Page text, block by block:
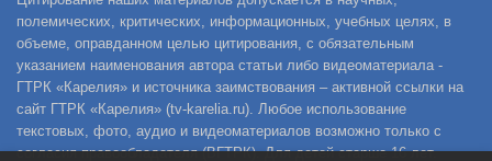
полемических, критических, информационных, учебных целях, в
объеме, оправданном целью цитирования, с обязательным
указанием наименования автора статьи либо видеоматериала -
ГТРК «Карелия» и источника заимствования – активной ссылки на
сайт ГТРК «Карелия» (tv-karelia.ru). Любое использование
текстовых, фото, аудио и видеоматериалов возможно только с
согласия правообладателя (ВГТРК). Для детей старше 16 лет.